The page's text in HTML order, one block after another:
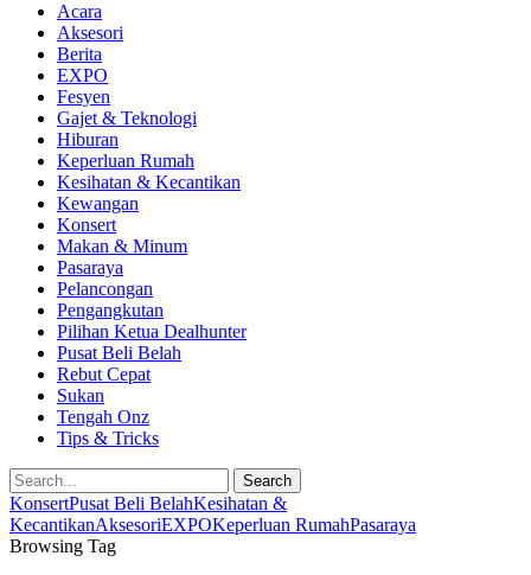
Acara
Aksesori
Berita
EXPO
Fesyen
Gajet & Teknologi
Hiburan
Keperluan Rumah
Kesihatan & Kecantikan
Kewangan
Konsert
Makan & Minum
Pasaraya
Pelancongan
Pengangkutan
Pilihan Ketua Dealhunter
Pusat Beli Belah
Rebut Cepat
Sukan
Tengah Onz
Tips & Tricks
Search
KonsertPusat Beli BelahKesihatan &
KecantikanAksesoriEXPOKeperluan RumahPasaraya
Browsing Tag